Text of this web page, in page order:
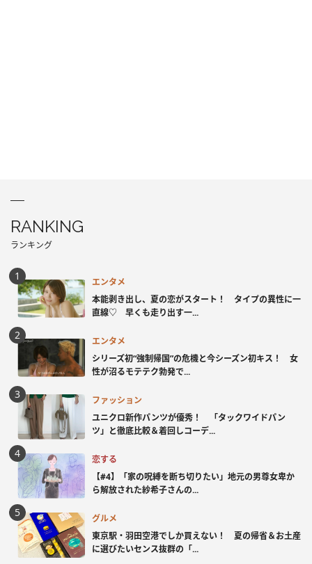
RANKING
ランキング
エンタメ
本能剥き出し、夏の恋がスタート！ タイプの異性に一
直線♡ 早くも走り出す一...
エンタメ
シリーズ初“強制帰国”の危機と今シーズン初キス！ 女
性が沼るモテテク勃発で...
ファッション
ユニクロ新作パンツが優秀！ 「タックワイドパン
ツ」と徹底比較＆着回しコーデ...
恋する
【#4】「家の呪縛を断ち切りたい」地元の男尊女卑か
ら解放された紗希子さんの...
グルメ
東京駅・羽田空港でしか買えない！ 夏の帰省＆お土産
に選びたいセンス抜群の「...